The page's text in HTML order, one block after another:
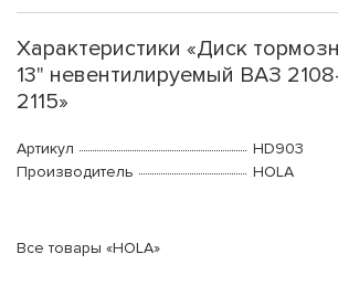
Характеристики «Диск
13" невентилируемый ВАЗ
2115»
Артикул
HD903
Производитель
HOLA
Все товары «HOLA»